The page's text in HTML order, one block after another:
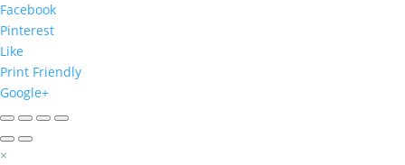
Facebook
Pinterest
Like
Print Friendly
Google+
×